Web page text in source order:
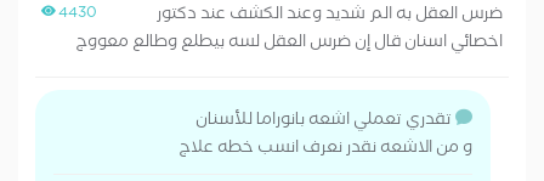
4430
ضرس العقل به الم شديد وعند الكشف عند دكتور
اخصائي اسنان قال إن ضرس العقل لسه بيطلع وطالع معووج
تقدري تعملي اشعه بانوراما للأسنان
و من الاشعه نقدر نعرف انسب خطه علاج